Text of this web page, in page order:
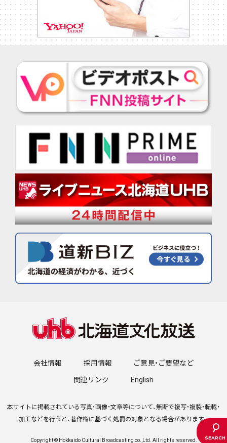
会社情報 採用情報 ご意見・ご要望など
関連リンク English
本サイトに掲載されている写真・画像・文章等について、無断で複写・複製・転載・
加工などを行うと、著作権に基づく処罰の対象となる場合があります。
Copyright © Hokkaido Cultural Broadcasting co.,Ltd. All rights reserved.